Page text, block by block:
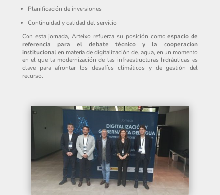
Planificación de inversiones
Continuidad y calidad del servicio
Con esta jornada, Arteixo refuerza su posición comoespacio de
referencia para el debate técnico y la cooperación
institucionalen materia de digitalización del agua, en un momento
en el que la modernización de las infraestructuras hidráulicas es
clave para afrontar los desafíos climáticos y de gestión del
recurso.